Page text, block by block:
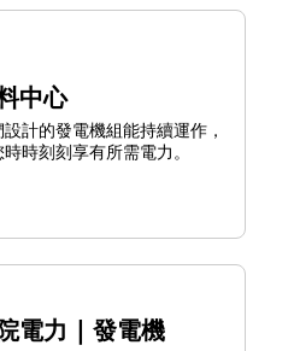
中心
計的發電機組能持續運作，
時刻刻享有所需電力。
電力 | 發電機